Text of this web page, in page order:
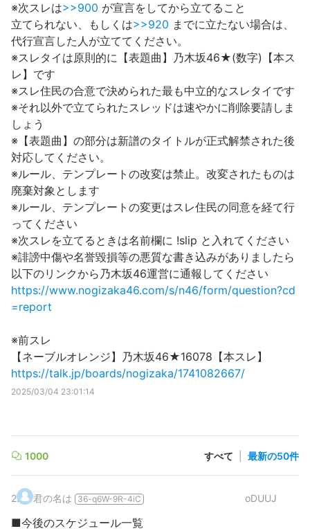
※次スレは>>900 が宣言をしてから立てること
立てられない、もしくは>>920 までに立たない場合は、
代行宣言した人が立ててください。
※スレタイは原則的に【表題曲】乃木坂46★(数字)【本ス
レ】です
※スレ住民の合意で決められた最も中立的なスレタイです
※それ以外で立てられたスレッドは速やかに削除要請しま
しょう
※【表題曲】の部分は新譜のタイトルが正式解禁された後
対応してください。
※ルール、テンプレートの改変は禁止。改変されたものは
廃棄対象とします
※ルール、テンプレートの変更はスレ住民の同意を経て行
ってください
※次スレを立てるときは名前欄に !slip と入れてください
※誹謗中傷や名誉毀損等の悪質な書き込みがありましたら
以下のリンクから乃木坂46運営に通報してください
https://www.nogizaka46.com/s/n46/form/question?cd
=report
※前スレ
【ネーブルオレンジ】乃木坂46★16078【本スレ】
https://talk.jp/boards/nogizaka/1741082667/
2025/03/04 23:01:14
1000 すべて 最新の50件
2. 君の名は 36-q6W-9R-4iC oDUUJ
■今後のスケジュール一覧